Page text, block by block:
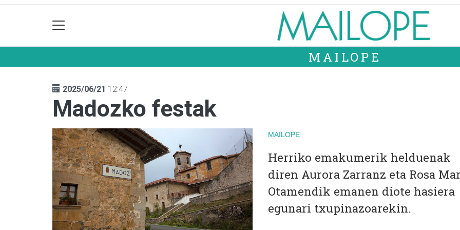
MAILOPE
2025/06/21 12:47
Madozko festak
MAILOPE
Herriko emakumerik helduenak
diren Aurora Zarranz eta Rosa
Otamendik emanen diote hasiera
egunari txupinazoarekin.